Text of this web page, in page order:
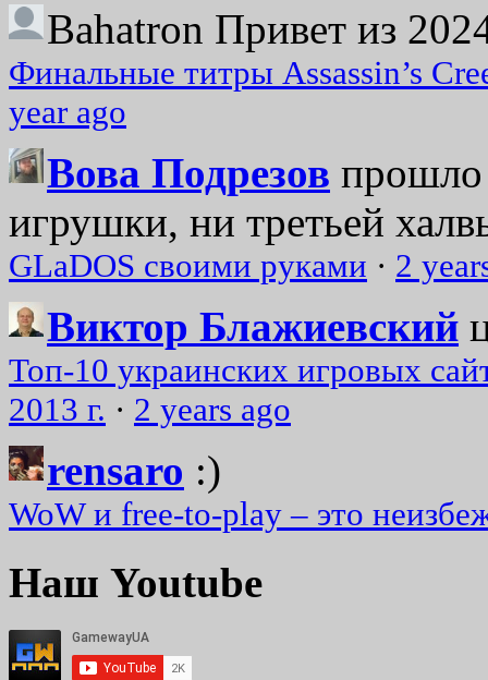
Bahatron Привет из
Финальные титры Assassin’s
year ago
Вова Подрезов прошло
игрушки, ни третьей
GLaDOS своими руками · 2
Виктор Блажиевский
Топ-10 украинских игровых
2013 г. · 2 years ago
rensaro :)
WoW и free-to-play – это
Наш Youtube